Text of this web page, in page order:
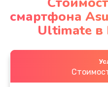
смартфона
Ultimate в